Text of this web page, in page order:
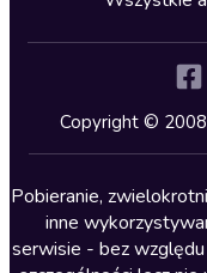
Kryminały
Lektury szkolne
Literatura
Literatura faktu
Copyright ©
Pobieranie,
inne
serwisie - bez